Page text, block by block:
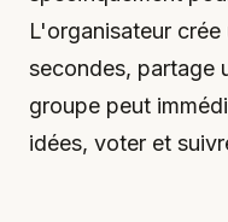
L'organisateur
secondes, partage
groupe peut
idées, voter et